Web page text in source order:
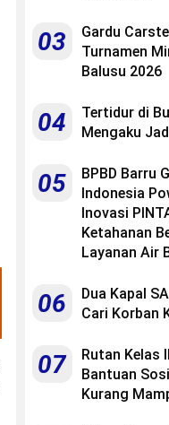
03
Gardu
Turnamen
Balusu 2026
04
Tertidur di
Mengaku
05
BPBD Barru
Indonesia
Inovasi
Ketahanan
Layanan Air
06
Dua Kapal
Cari Korban
07
Rutan Kelas
Bantuan
Kurang